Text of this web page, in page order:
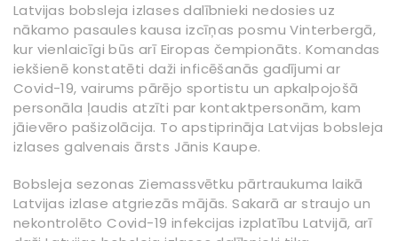
Latvijas bobsleja izlases dalībnieki nedosies uz
nākamo pasaules kausa izcīņas posmu Vinterbergā,
kur vienlaicīgi būs arī Eiropas čempionāts. Komandas
iekšienē konstatēti daži inficēšanās gadījumi ar
Covid-19, vairums pārējo sportistu un apkalpojošā
personāla ļaudis atzīti par kontaktpersonām, kam
jāievēro pašizolācija. To apstiprināja Latvijas bobsleja
izlases galvenais ārsts Jānis Kaupe.
Bobsleja sezonas Ziemassvētku pārtraukuma laikā
Latvijas izlase atgriezās mājās. Sakarā ar straujo un
nekontrolēto Covid-19 infekcijas izplatību Latvijā, arī